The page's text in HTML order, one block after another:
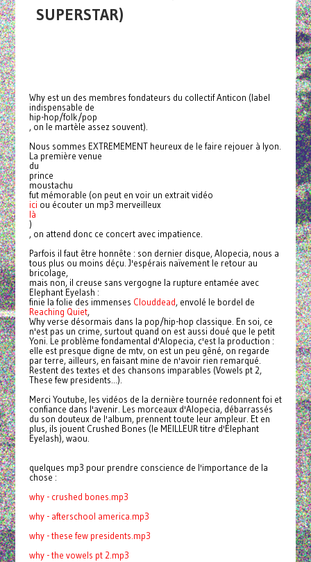
SUPERSTAR)
Whyest un des membres fondateurs du collectif Anticon (label
indispensable de
hip-hop/folk/pop
, on le martèle assez souvent).
Nous sommes EXTREMEMENT heureux de le faire rejouer à lyon.
La première venue
du
prince
moustachu
fut mémorable (on peut en voir un extrait vidéo
ici ou écouter un mp3 merveilleux
là
)
, on attend donc ce concert avec impatience.
Parfois il faut être honnête : son dernier disque, Alopecia, nous a
tous plus ou moins déçu. J'espérais naïvement le retour au
bricolage,
mais non, il creuse sans vergogne la rupture entamée avec
Elephant Eyelash :
finie la folie des immenses Clouddead, envolé le bordel de
Reaching Quiet,
Why verse désormais dans la pop/hip-hop classique. En soi, ce
n'est pas un crime, surtout quand on est aussi doué que le petit
Yoni. Le problème fondamental d'Alopecia, c'est la production :
elle est presque digne de mtv, on est un peu gêné, on regarde
par terre, ailleurs, en faisant mine de n'avoir rien remarqué.
Restent des textes et des chansons imparables (Vowels pt 2,
These few presidents...).
Merci Youtube, les vidéos de la dernière tournée redonnent foi et
confiance dans l'avenir. Les morceaux d'Alopecia, débarrassés
du son douteux de l'album, prennent toute leur ampleur. Et en
plus, ils jouent Crushed Bones (le MEILLEUR titre d'Elephant
Eyelash), waou.
quelques mp3 pour prendre conscience de l'importance de la
chose :
why - crushed bones.mp3
why - afterschool america.mp3
why - these few presidents.mp3
why - the vowels pt 2.mp3